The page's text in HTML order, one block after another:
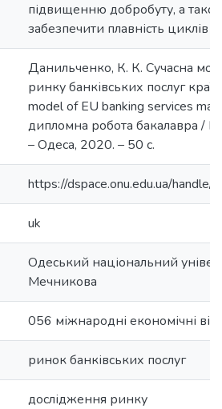
підвищенню добробуту, а
забезпечити плавність циклів
Данильченко, К. К. Сучасна
ринку банківських послуг
model of EU banking services
дипломна робота бакалавра /
– Одеса, 2020. – 50 с.
https://dspace.onu.edu.ua/
uk
Одеський національний
Мечникова
056 міжнародні економічні
ринок банківських послуг
дослідження ринку